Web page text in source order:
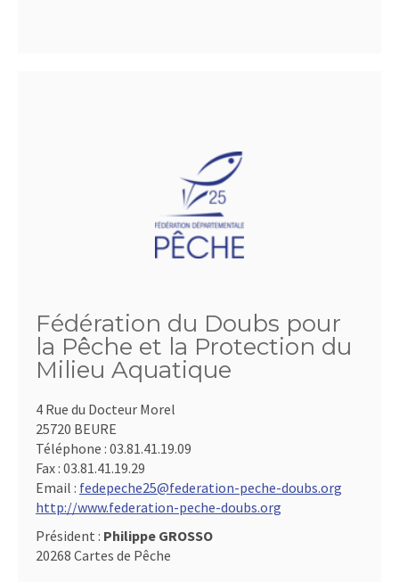
Fédération du Doubs pour
la Pêche et la Protection du
Milieu Aquatique
4 Rue du Docteur Morel
25720 BEURE
Téléphone : 03.81.41.19.09
Fax : 03.81.41.19.29
Email : fedepeche25@federation-peche-doubs.org
http://www.federation-peche-doubs.org
Président : Philippe GROSSO
20268 Cartes de Pêche